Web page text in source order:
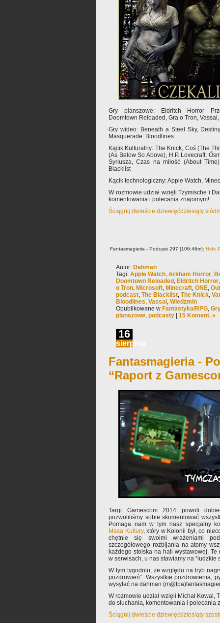
Gry planszowe: Eldritch Horror
Doomtown Reloaded, Gra o Tron,
Gry wideo: Beneath a Steel Sky,
Masquerade: Bloodlines
Kącik Kulturalny: The Knick, Coś (The
(As Below So Above), H.P. Lovecraft,
Syriusza, Czas na miłość (About
Blacklist
Kącik technologiczny: Apple Watch,
W rozmowie udział wzięli Tzymische i
komentowania i polecania znajomym!
Ściągnij dwieście dziewięćdziesiąty
Fantasmagieria - Podcast 297 [106:46m]: Hide
Autor: Dahman
Tagi: Apple Watch, Arkham Horror,
Doomtown Reloaded , Eldritch Horror
o Tron, Microsoft, Minecraft, ONE,
podcast, The Blacklist, The Knick,
Bloodlines, Vassal , Wiedzmin
Opublikowane w Fantastyka/RPG,
planszowe, podcasty 15 Koment. »
16
sierpnia
Fantasmagieria -
“Raport z
Targi Gamescom 2014 powoli
pozwoliliśmy sobie skomentować
Pomaga nam w tym nasz specjalny
Masa Kultury, który w Kolonii był, co
chętnie się swoimi wrażeniami
szczegółowego rozbijania na atomy
każdego stoiska na hali wystawowej.
w serwisach, u nas stawiamy na “ludzkie
W tym tygodniu, ze względu na tryb
pozdrowień”. Wszystkie pozdrowienia,
wysyłać na dahman
W rozmowie udział wzięli Michał Kowal,
do słuchania, komentowania i polecania
Ściągnij dwieście dziewięćdziesiąty